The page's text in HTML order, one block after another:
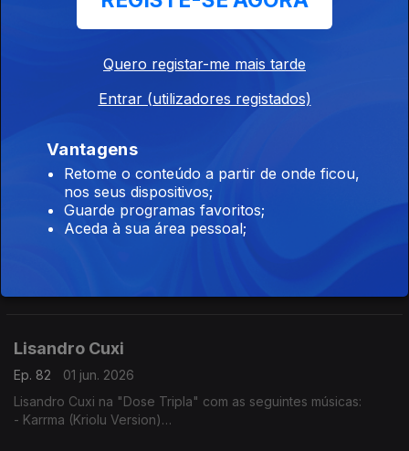
- Te Amar (2016)
Irina Barros
03 jun. 2026
- Bandeira Branca
- Bonito (feat Nelson Freitas)
- Done (feat Chelsea Dinorath)
Don Kikas
Ep. 83
02 jun. 2026
- Pura Sedução
Lisandro Cuxi
Ep. 82
01 jun. 2026
Lisandro Cuxi na "Dose Tripla" com as seguintes músicas:
- Karrma (Kriolu Version)
Quero registar-me mais tarde
Entrar (utilizadores registados)
Vantagens
Retome o conteúdo a partir de onde ficou,
nos seus dispositivos;
Guarde programas favoritos;
Aceda à sua área pessoal;